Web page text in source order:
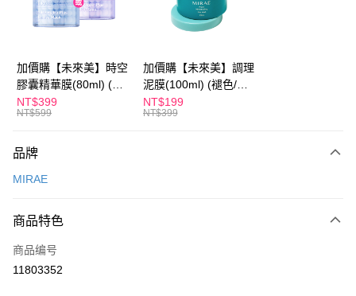
街口支付
悠遊付
Google Pay
Plus PAY
AFTEE先享后付
一、關於 AFTEE先享後付
窗。
2. 進行簡訊驗證之後，即可完成結帳手續。
3. 訂單確認後不需事先繳費，商品會配送至您的指定地址。
4. 下訂完成後，您的手機會收到一封繳費通知簡訊，APP會員則會收到
AFTEE APP推播通知。
加價購【未來美】時空
膠囊精華膜(80ml) (褪
色/盒損/短效良品)
NT$399
NT$599
加價購【未來美】調理
泥膜(100ml) (褪色/盒
損/短效良品)
NT$199
NT$399
品牌
MIRAE
商品特色
商品编号
11803352